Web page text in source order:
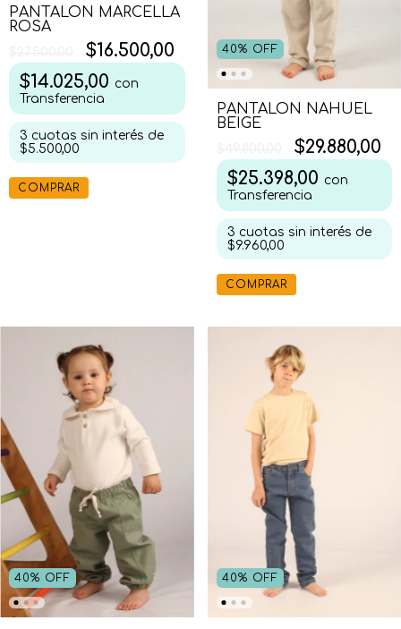
PANTALON MARCELLA
ROSA
$16.500,00
$14.025,00 con
Transferencia
3 cuotas sin interés de
$5.500,00
COMPRAR
40% OFF
PANTALON NAHUEL
BEIGE
$29.880,00
$25.398,00 con
Transferencia
3 cuotas sin interés de
$9.960,00
COMPRAR
40% OFF 40% OFF